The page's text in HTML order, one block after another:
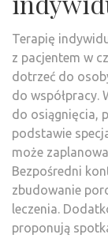
Terapię
z pacjentem w
dotrzeć do
do współpracy.
do osiągnięcia,
podstawie
może
Bezpośredni
zbudowanie
leczenia.
proponują